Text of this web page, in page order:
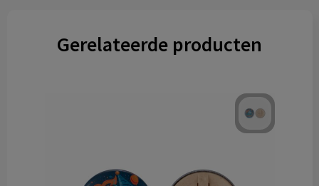
Gerelateerde producten